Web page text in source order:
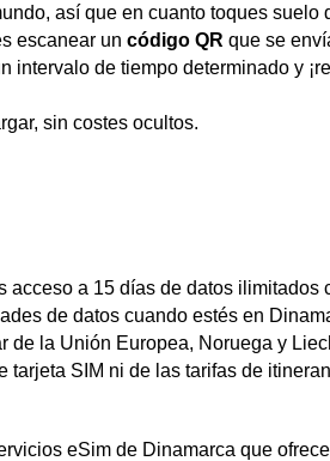
así que en cuanto toques
escanear un código QR que se
intervalo de tiempo determinado y
sin costes ocultos.
acceso a 15 días de datos ilimitados
de datos cuando estés en
de la Unión Europea, Noruega y
tarjeta SIM ni de las tarifas de
eSim de Dinamarca que